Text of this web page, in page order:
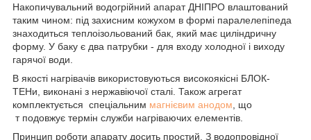
Накопичувальний водогрійний апарат ДНІПРО влаштований
таким чином: під захисним кожухом в формі паралелепіпеда
знаходиться теплоізольований бак, який має циліндричну
форму. У баку є два патрубки - для входу холодної і виходу
гарячої води.
В якості нагрівачів використовуються високоякісні БЛОК-
ТЕНи, виконані з нержавіючої сталі. Також агрегат
комплектується спеціальним магнієвим анодом , що
т подовжує термін служби нагріваючих елементів.
Принцип роботи апарату досить простий. З водопровідної